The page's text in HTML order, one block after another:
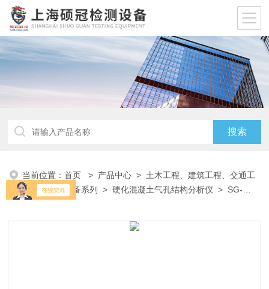
当前位置：首页 > 产品中心 > 土木工程、建筑工程、交通工
程试验仪器设备系列
>硬化混凝土气孔结构分析仪 > SG-